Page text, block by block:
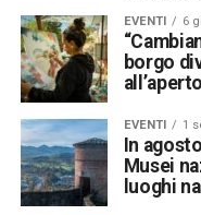
EVENTI 6
borgo
EVENTI 1
In
Musei
luoghi